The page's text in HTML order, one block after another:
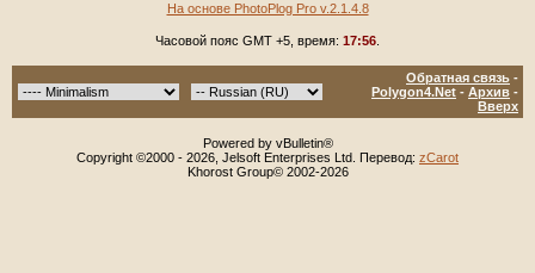
На основе PhotoPlog Pro v.2.1.4.8
Часовой пояс GMT +5, время: 17:56
Обратная связь -
Polygon4.Net - Архив -
Вверх
Powered by vBulletin®
Copyright ©2000 - 2026, Jelsoft Enterprises Ltd. Перевод: zCarot
Khorost Group© 2002-2026